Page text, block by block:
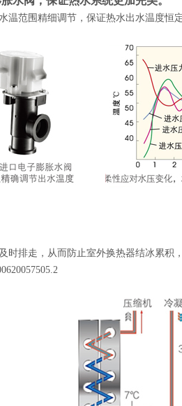
温范围精细调节，保证热水出水温度恒
时排走，从而防止室外换热器结冰累积